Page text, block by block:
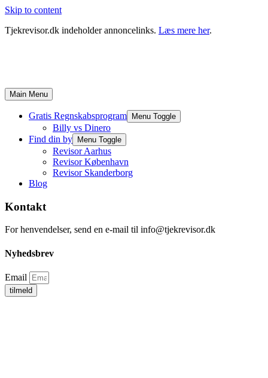
Skip to content
Tjekrevisor.dk indeholder annoncelinks. Læs mere her.
Main Menu
Gratis Regnskabsprogram Menu Toggle
Billy vs Dinero
Find din by
Menu Toggle
Revisor Aarhus
Revisor København
Revisor Skanderborg
Blog
Kontakt
For henvendelser, send en e-mail til info@tjekrevisor.dk
Nyhedsbrev
Email
tilmeld